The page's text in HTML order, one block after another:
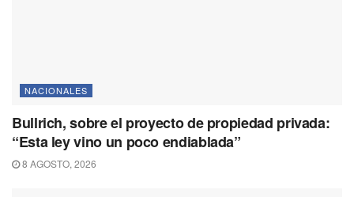
NACIONALES
Bullrich, sobre el proyecto de propiedad privada:
“Esta ley vino un poco endiablada”
8 AGOSTO, 2026